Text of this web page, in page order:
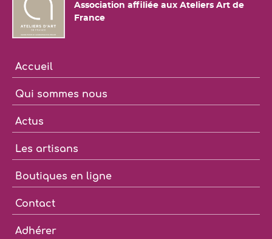
Accueil
Qui sommes nous
Actus
Les artisans
Boutiques en ligne
Contact
Adhérer
Association affiliée aux Ateliers Art de
France